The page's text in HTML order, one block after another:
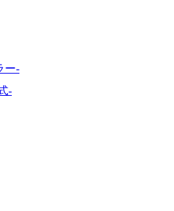
ー-
-